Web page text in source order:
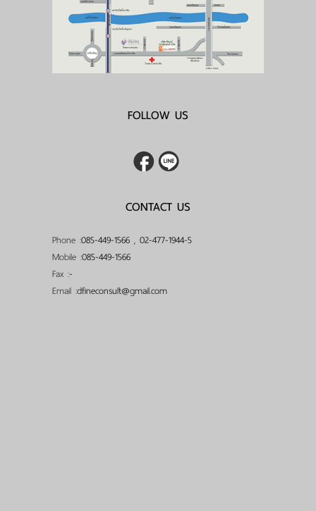
FOLLOW US
CONTACT US
Phone :085-449-1566 , 02-477-1944-5
Mobile :085-449-1566
Fax :-
Email :dfineconsult@gmail.com